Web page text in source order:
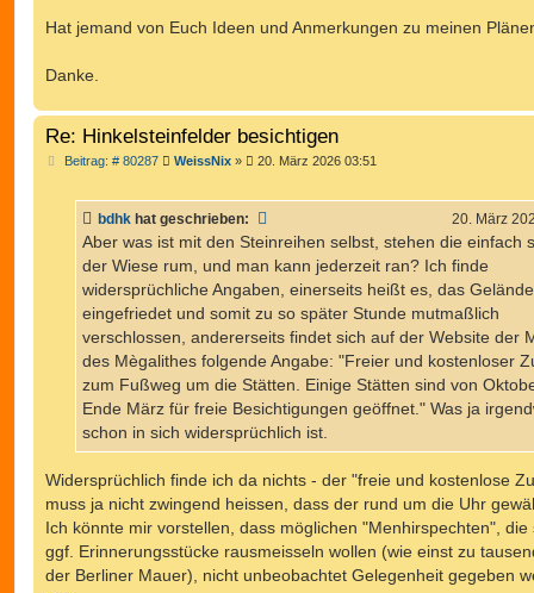
Hat jemand von Euch Ideen und Anmerkungen zu meinen
Danke.
Re: Hinkelsteinfelder besichtigen
Beitrag: # 80287B
r
a
WeissNix» 20. März 2026 03:51
bdhk hat geschrieben: 20. März
Aber was ist mit den Steinreihen selbst, stehen die einfach
der Wiese rum, und man kann jederzeit ran? Ich finde
widersprüchliche Angaben, einerseits heißt es, das
eingefriedet und somit zu so später Stunde mutmaßlich
verschlossen, andererseits findet sich auf der Website der
des Mègalithes folgende Angabe: "Freier und kostenloser
zum Fußweg um die Stätten. Einige Stätten sind von
Ende März für freie Besichtigungen geöffnet." Was ja
schon in sich widersprüchlich ist.
Widersprüchlich finde ich da nichts - der "freie und kostenlose
muss ja nicht zwingend heissen, dass der rund um die Uhr
Ich könnte mir vorstellen, dass möglichen "Menhirspechten", die
ggf. Erinnerungsstücke rausmeisseln wollen (wie einst zu
der Berliner Mauer), nicht unbeobachtet Gelegenheit gegeben